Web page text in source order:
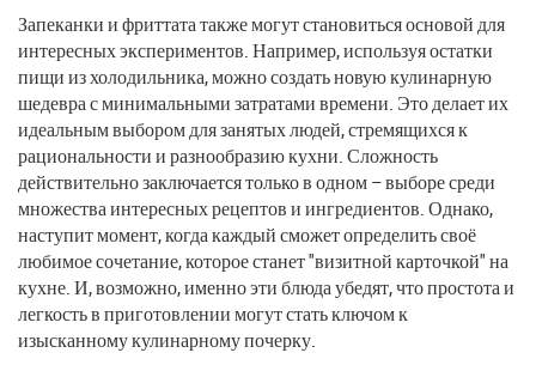
Запеканки и фриттата также могут становиться основой для
интересных экспериментов. Например, используя остатки
пищи из холодильника, можно создать новую кулинарную
шедевра с минимальными затратами времени. Это делает их
идеальным выбором для занятых людей, стремящихся к
рациональности и разнообразию кухни. Сложность
действительно заключается только в одном – выборе среди
множества интересных рецептов и ингредиентов. Однако,
наступит момент, когда каждый сможет определить своё
любимое сочетание, которое станет "визитной карточкой" на
кухне. И, возможно, именно эти блюда убедят, что простота и
легкость в приготовлении могут стать ключом к
изысканному кулинарному почерку.